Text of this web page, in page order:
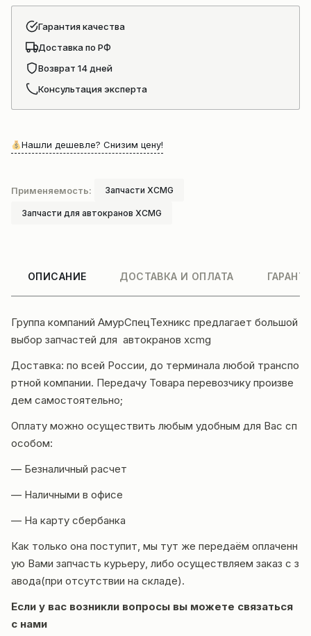
Гарантия качества
Доставка по РФ
Возврат 14 дней
Консультация эксперта
Нашли дешевле? Снизим цену!
Применяемость: Запчасти XCMG
Запчасти для автокранов XCMG
ОПИСАНИЕ ДОСТАВКА И ОПЛАТА
Группа компаний АмурСпецТехникс предлагает большой
выбор запчастей для автокранов xcmg
Доставка: по всей России, до терминала любой транспо
ртной компании. Передачу Товара перевозчику произве
дем самостоятельно;
Оплату можно осуществить любым удобным для Вас сп
особом:
— Безналичный расчет
— Наличными в офисе
— На карту сбербанка
Как только она поступит, мы тут же передаём оплаченн
ую Вами запчасть курьеру, либо осуществляем заказ с з
авода(при отсутствии на складе).
Если у вас возникли вопросы вы можете связаться
с нами